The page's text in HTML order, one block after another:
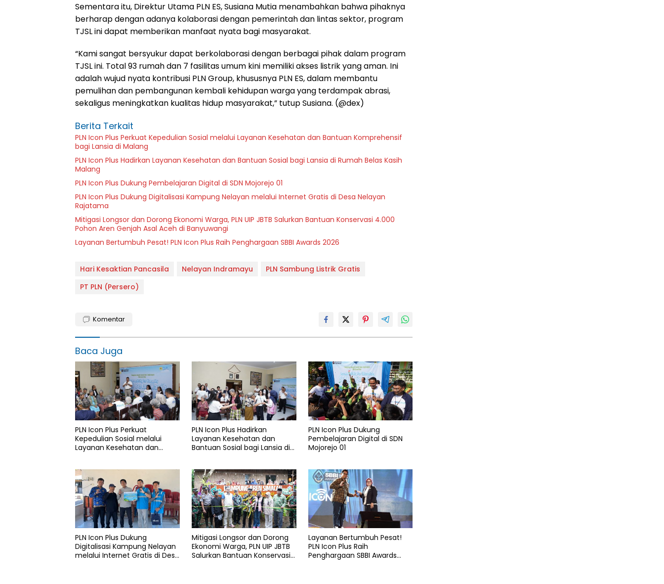
Sementara itu, Direktur Utama PLN ES, Susiana Mutia menambahkan bahwa pihaknya
berharap dengan adanya kolaborasi dengan pemerintah dan lintas sektor, program
TJSL ini dapat memberikan manfaat nyata bagi masyarakat.
“Kami sangat bersyukur dapat berkolaborasi dengan berbagai pihak dalam program
TJSL ini. Total 93 rumah dan 7 fasilitas umum kini memiliki akses listrik yang aman. Ini
adalah wujud nyata kontribusi PLN Group, khususnya PLN ES, dalam membantu
pemulihan dan pembangunan kembali kehidupan warga yang terdampak abrasi,
sekaligus meningkatkan kualitas hidup masyarakat,” tutup Susiana. (@dex)
Berita Terkait
PLN Icon Plus Perkuat Kepedulian Sosial melalui Layanan Kesehatan dan Bantuan Komprehensif
bagi Lansia di Malang
PLN Icon Plus Hadirkan Layanan Kesehatan dan Bantuan Sosial bagi Lansia di Rumah Belas Kasih
Malang
PLN Icon Plus Dukung Pembelajaran Digital di SDN Mojorejo 01
PLN Icon Plus Dukung Digitalisasi Kampung Nelayan melalui Internet Gratis di Desa Nelayan
Rajatama
Mitigasi Longsor dan Dorong Ekonomi Warga, PLN UIP JBTB Salurkan Bantuan Konservasi 4.000
Pohon Aren Genjah Asal Aceh di Banyuwangi
Layanan Bertumbuh Pesat! PLN Icon Plus Raih Penghargaan SBBI Awards 2026
Hari Kesaktian Pancasila Nelayan Indramayu
PLN Sambung Listrik Gratis
PT PLN (Persero)
Komentar
Baca Juga
PLN Icon Plus Perkuat
Kepedulian Sosial melalui
Layanan Kesehatan dan
PLN Icon Plus Hadirkan
Layanan Kesehatan dan
Bantuan Sosial bagi Lansia di
PLN Icon Plus Dukung
Pembelajaran Digital di SDN
Mojorejo 01
PLN Icon Plus Dukung
Digitalisasi Kampung Nelayan
melalui Internet Gratis di Desa
Mitigasi Longsor dan Dorong
Ekonomi Warga, PLN UIP JBTB
Salurkan Bantuan Konservasi
Layanan Bertumbuh Pesat!
PLN Icon Plus Raih
Penghargaan SBBI Awards